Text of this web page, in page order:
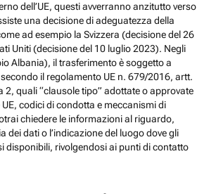
dell’UE, questi avverranno anzitutto verso
una decisione di adeguatezza della
ad esempio la Svizzera (decisione del 26
Uniti (decisione del 10 luglio 2023). Negli
Albania), il trasferimento è soggetto a
il regolamento UE n. 679/2016, artt.
2, quali “clausole tipo” adottate o approvate
codici di condotta e meccanismi di
chiedere le informazioni al riguardo,
dei dati o l’indicazione del luogo dove gli
disponibili, rivolgendosi ai punti di contatto